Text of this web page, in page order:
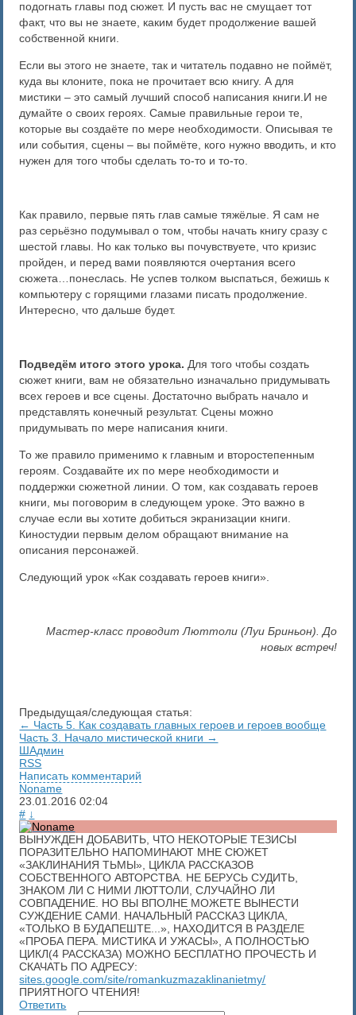
подогнать главы под сюжет. И пусть вас не смущает тот
факт, что вы не знаете, каким будет продолжение вашей
собственной книги.
Если вы этого не знаете, так и читатель подавно не поймёт,
куда вы клоните, пока не прочитает всю книгу. А для
мистики – это самый лучший способ написания книги.И не
думайте о своих героях. Самые правильные герои те,
которые вы создаёте по мере необходимости. Описывая те
или события, сцены – вы поймёте, кого нужно вводить, и кто
нужен для того чтобы сделать то-то и то-то.
Как правило, первые пять глав самые тяжёлые. Я сам не
раз серьёзно подумывал о том, чтобы начать книгу сразу с
шестой главы. Но как только вы почувствуете, что кризис
пройден, и перед вами появляются очертания всего
сюжета…понеслась. Не успев толком выспаться, бежишь к
компьютеру с горящими глазами писать продолжение.
Интересно, что дальше будет.
Подведём итого этого урока. Для того чтобы создать
сюжет книги, вам не обязательно изначально придумывать
всех героев и все сцены. Достаточно выбрать начало и
представлять конечный результат. Сцены можно
придумывать по мере написания книги.
То же правило применимо к главным и второстепенным
героям. Создавайте их по мере необходимости и
поддержки сюжетной линии. О том, как создавать героев
книги, мы поговорим в следующем уроке. Это важно в
случае если вы хотите добиться экранизации книги.
Киностудии первым делом обращают внимание на
описания персонажей.
Следующий урок «Как создавать героев книги».
Мастер-класс проводит Люттоли (Луи Бриньон). До
новых встреч!
Предыдущая/следующая статья:
← Часть 5. Как создавать главных героев и героев вообще
Часть 3. Начало мистической книги →
ШАдмин
RSS
Написать комментарий
Noname
23.01.2016 02:04
# ↓
ВЫНУЖДЕН ДОБАВИТЬ, ЧТО НЕКОТОРЫЕ ТЕЗИСЫ
ПОРАЗИТЕЛЬНО НАПОМИНАЮТ МНЕ СЮЖЕТ
«ЗАКЛИНАНИЯ ТЬМЫ», ЦИКЛА РАССКАЗОВ
СОБСТВЕННОГО АВТОРСТВА. НЕ БЕРУСЬ СУДИТЬ,
ЗНАКОМ ЛИ С НИМИ ЛЮТТОЛИ, СЛУЧАЙНО ЛИ
СОВПАДЕНИЕ. НО ВЫ ВПОЛНЕ МОЖЕТЕ ВЫНЕСТИ
СУЖДЕНИЕ САМИ. НАЧАЛЬНЫЙ РАССКАЗ ЦИКЛА,
«ТОЛЬКО В БУДАПЕШТЕ...», НАХОДИТСЯ В РАЗДЕЛЕ
«ПРОБА ПЕРА. МИСТИКА И УЖАСЫ», А ПОЛНОСТЬЮ
ЦИКЛ(4 РАССКАЗА) МОЖНО БЕСПЛАТНО ПРОЧЕСТЬ И
СКАЧАТЬ ПО АДРЕСУ:
sites.google.com/site/romankuzmazaklinanietmy/
ПРИЯТНОГО ЧТЕНИЯ!
Ответить